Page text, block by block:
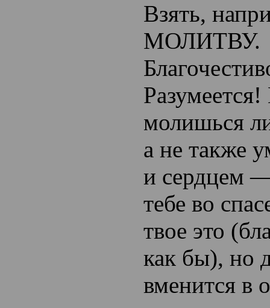
Взять,
МОЛИТВУ.
молишься
а не также
и сердцем
тебе во
твое это
как бы), но
вменится в